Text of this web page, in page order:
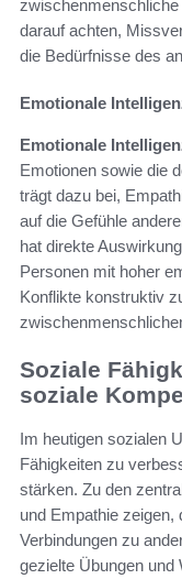
darauf achten,
die Bedürfnisse des
Emotionale
Emotionale
Emotionen sowie die
trägt dazu bei,
auf die Gefühle
hat direkte
Personen mit hoher
Konflikte konstruktiv
Soziale
soziale
Im heutigen sozialen
Fähigkeiten zu
stärken. Zu den
und Empathie zeigen,
Verbindungen zu
gezielte Übungen